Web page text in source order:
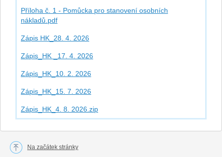
Příloha č. 1 - Pomůcka pro stanovení osobních
nákladů.pdf
Zápis HK_28. 4. 2026
Zápis_HK _17. 4. 2026
Zápis_HK_10. 2. 2026
Zápis_HK_15. 7. 2026
Zápis_HK_4. 8. 2026.zip
Na začátek stránky